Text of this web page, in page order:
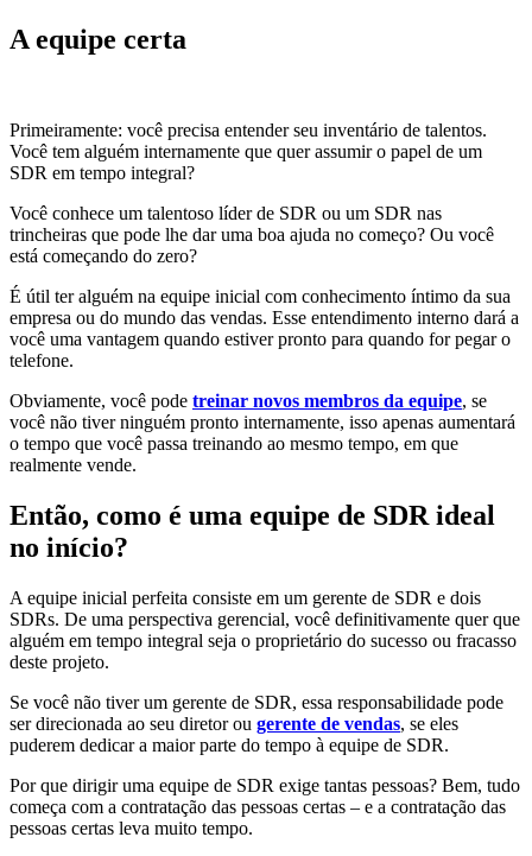
A equipe certa
Primeiramente: você precisa entender seu inventário de talentos.
Você tem alguém internamente que quer assumir o papel de um
SDR em tempo integral?
Você conhece um talentoso líder de SDR ou um SDR nas
trincheiras que pode lhe dar uma boa ajuda no começo? Ou você
está começando do zero?
É útil ter alguém na equipe inicial com conhecimento íntimo da sua
empresa ou do mundo das vendas. Esse entendimento interno dará a
você uma vantagem quando estiver pronto para quando for pegar o
telefone.
Obviamente, você pode treinar novos membros da equipe, se
você não tiver ninguém pronto internamente, isso apenas aumentará
o tempo que você passa treinando ao mesmo tempo, em que
realmente vende.
Então, como é uma equipe de SDR ideal
no início?
A equipe inicial perfeita consiste em um gerente de SDR e dois
SDRs. De uma perspectiva gerencial, você definitivamente quer que
alguém em tempo integral seja o proprietário do sucesso ou fracasso
deste projeto.
Se você não tiver um gerente de SDR, essa responsabilidade pode
ser direcionada ao seu diretor ou gerente de vendas, se eles
puderem dedicar a maior parte do tempo à equipe de SDR.
Por que dirigir uma equipe de SDR exige tantas pessoas? Bem, tudo
começa com a contratação das pessoas certas – e a contratação das
pessoas certas leva muito tempo.